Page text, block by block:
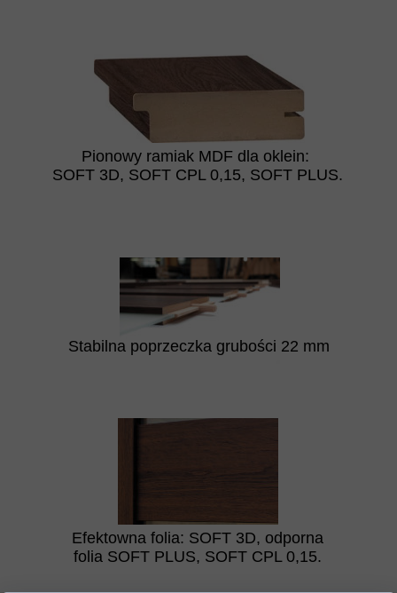
Pionowy ramiak MDF dla oklein:
SOFT 3D, SOFT CPL 0,15, SOFT PLUS.
Efektowna folia: SOFT 3D, odporna
folia SOFT PLUS, SOFT CPL 0,15.
Stabilna poprzeczka grubości 22 mm